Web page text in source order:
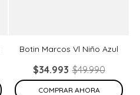
Botin Marcos Vl Niño Azul
$34.993 $49.990
COMPRAR AHORA